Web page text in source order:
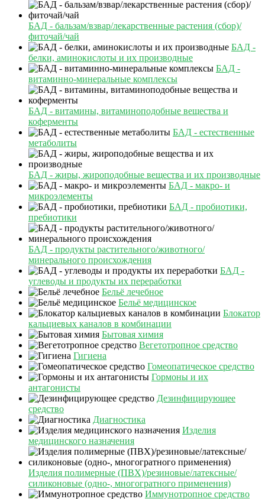
БАД - бальзам/взвар/лекарственные растения (сбор)/
фиточай/чай
БАД -
белки, аминокислоты и их производные
БАД -
витаминно-минеральные комплексы
БАД - витамины, витаминоподобные вещества и
коферменты
БАД - естественные
метаболиты
БАД - жиры, жироподобные вещества и их производные
БАД - макро- и
микроэлементы
БАД - пробиотики,
пребиотики
БАД - продукты растительного/животного/
минерального происхождения
БАД -
углеводы и продукты их переработки
Бельё лечебное
Бельё медицинское
Блокатор
кальциевых каналов в комбинации
Бытовая химия
Вегетотропное средство
Гигиена
Гомеопатическое средство
Гормоны и их
антагонисты
Дезинфицирующее
средство
Диагностика
Изделия
медицинского назначения
Изделия полимерные (ПВХ)/резиновые/латексные/
силиконовые (одно-, многогратного применения)
Иммунотропное средство